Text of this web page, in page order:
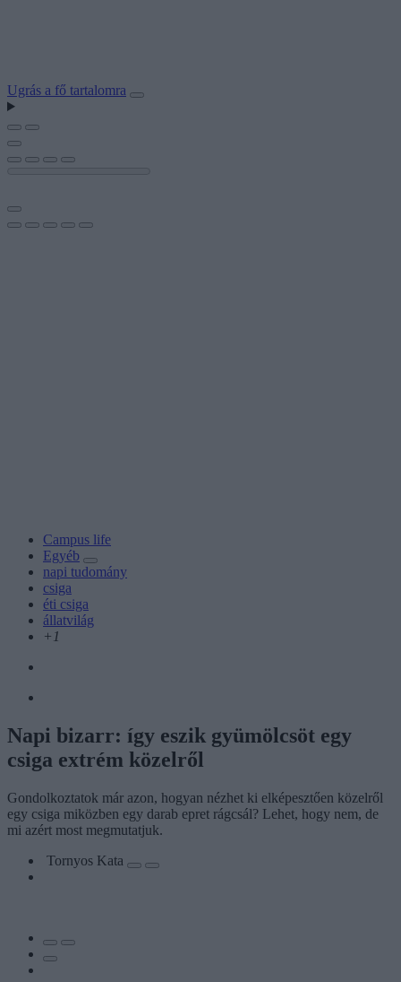
Ugrás a fő tartalomra
Campus life
Egyéb
napi tudomány
csiga
éti csiga
állatvilág
+1
Napi bizarr: így eszik gyümölcsöt egy
csiga extrém közelről
Gondolkoztatok már azon, hogyan nézhet ki elképesztően közelről
egy csiga miközben egy darab epret rágcsál? Lehet, hogy nem, de
mi azért most megmutatjuk.
Tornyos Kata